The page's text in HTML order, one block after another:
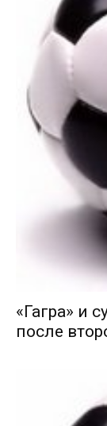
«Гагра» и
после